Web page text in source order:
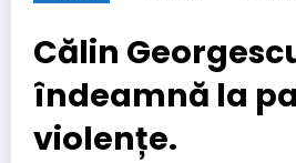
Călin
îndeamnă la
violențe.